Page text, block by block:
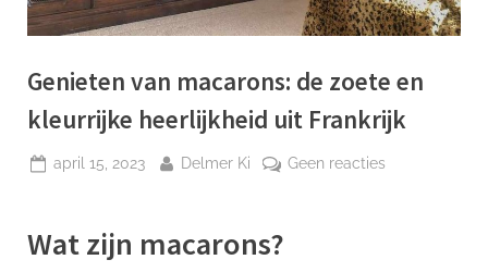
Genieten van macarons: de zoete en
kleurrijke heerlijkheid uit Frankrijk
Geplaatst
april 15, 2023 Door
Delmer Ki Geen reactiesop
Wat zijn macarons?